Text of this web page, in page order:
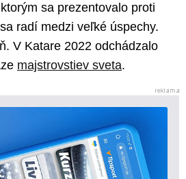
sa prezentovalo proti
radí medzi veľké úspechy.
V Katare 2022 odchádzalo
majstrovstiev sveta.